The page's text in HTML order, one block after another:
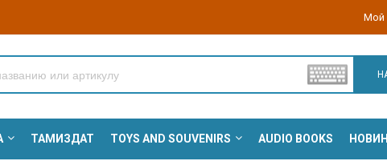
Мой
ТАМИЗДАТ TOYS AND SOUVENIRS AUDIO BOOKS